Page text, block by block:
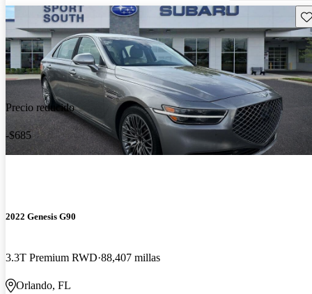
Precio reducido
-$685
2022 Genesis G90
3.3T Premium RWD 88,407 millas
Orlando, FL